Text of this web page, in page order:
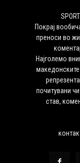
Покрај
преноси во
Најголемо
македонските
почитувани
став,